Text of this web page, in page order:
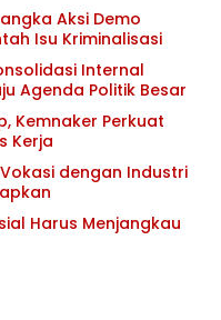
Aksi Demo
Isu Kriminalisasi
Internal
Agenda Politik Besar
Kemnaker Perkuat
Kerja
dengan Industri
Harus Menjangkau